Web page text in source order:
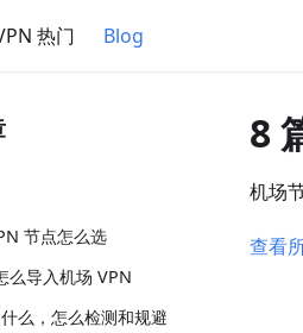
热门 Blog
节点怎么选
么导入机场 VPN
么，怎么检测和规避
8
机场
查看